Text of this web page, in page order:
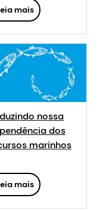
mais
nossa
dos
marinhos
mais